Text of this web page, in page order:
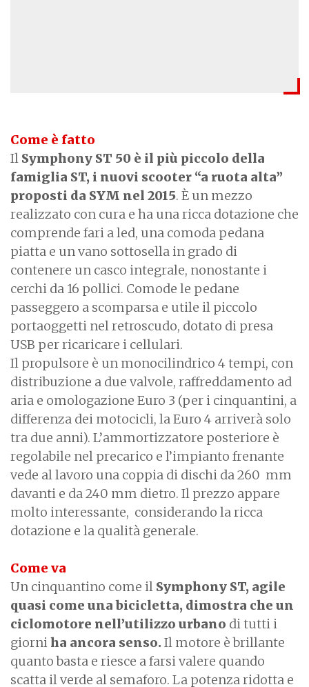
Come è fatto
Il Symphony ST 50 è il più piccolo della
famiglia ST, i nuovi scooter “a ruota alta”
proposti da SYM nel 2015. È un mezzo
realizzato con cura e ha una ricca dotazione che
comprende fari a led, una comoda pedana
piatta e un vano sottosella in grado di
contenere un casco integrale, nonostante i
cerchi da 16 pollici. Comode le pedane
passeggero a scomparsa e utile il piccolo
portaoggetti nel retroscudo, dotato di presa
USB per ricaricare i cellulari.
Il propulsore è un monocilindrico 4 tempi, con
distribuzione a due valvole, raffreddamento ad
aria e omologazione Euro 3 (per i cinquantini, a
differenza dei motocicli, la Euro 4 arriverà solo
tra due anni). L’ammortizzatore posteriore è
regolabile nel precarico e l’impianto frenante
vede al lavoro una coppia di dischi da 260 mm
davanti e da 240 mm dietro. Il prezzo appare
molto interessante, considerando la ricca
dotazione e la qualità generale.
Come va
Un cinquantino come il Symphony ST, agile
quasi come una bicicletta, dimostra che un
ciclomotore nell’utilizzo urbano di tutti i
giorniha ancora senso. Il motore è brillante
quanto basta e riesce a farsi valere quando
scatta il verde al semaforo. La potenza ridotta e